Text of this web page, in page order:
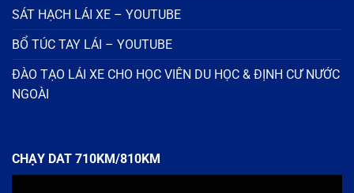
SÁT HẠCH LÁI XE – YOUTUBE
BỔ TÚC TAY LÁI – YOUTUBE
ĐÀO TẠO LÁI XE CHO HỌC VIÊN DU HỌC & ĐỊNH CƯ NƯỚC
NGOÀI
CHẠY DAT 710KM/810KM